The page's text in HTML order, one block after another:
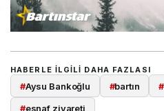
HABERLE ILGILI DAHA FAZLASI
#Aysu Bankoğlu #bartın #
#esnaf ziyareti